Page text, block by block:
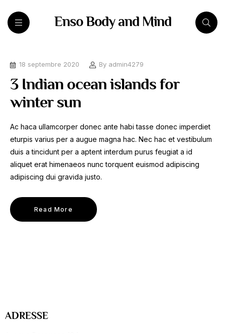
Enso Body and Mind
18 septembre 2020 By admin4279
3 Indian ocean islands for
winter sun
Ac haca ullamcorper donec ante habi tasse donec imperdiet
eturpis varius per a augue magna hac. Nec hac et vestibulum
duis a tincidunt per a aptent interdum purus feugiat a id
aliquet erat himenaeos nunc torquent euismod adipiscing
adipiscing dui gravida justo.
Read More
ADRESSE